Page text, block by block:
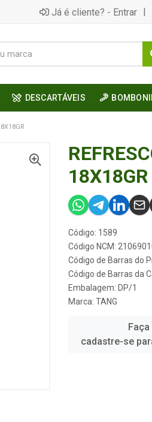
Já é cliente? - Entrar |
DESCARTÁVEIS
18X18GR
Código: 1589
Código NCM:
Código de Barras do
Código de Barras da
Embalagem: DP/1
Marca: TANG
cadastre-se